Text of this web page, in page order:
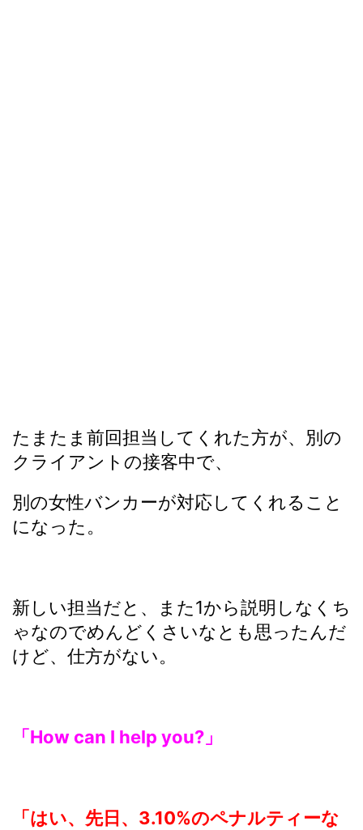
たまたま前回担当してくれた方が、別の
クライアントの接客中で、
別の女性バンカーが対応してくれること
になった。
新しい担当だと、また1から説明しなくち
ゃなのでめんどくさいなとも思ったんだ
けど、仕方がない。
「How can I help you?」
「はい、先日、3.10%のペナルティーな